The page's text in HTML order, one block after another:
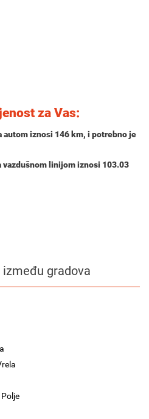
za Vas:
autom iznosi 146 km, i potrebno je
vazdušnom linijom iznosi 103.03
gradova